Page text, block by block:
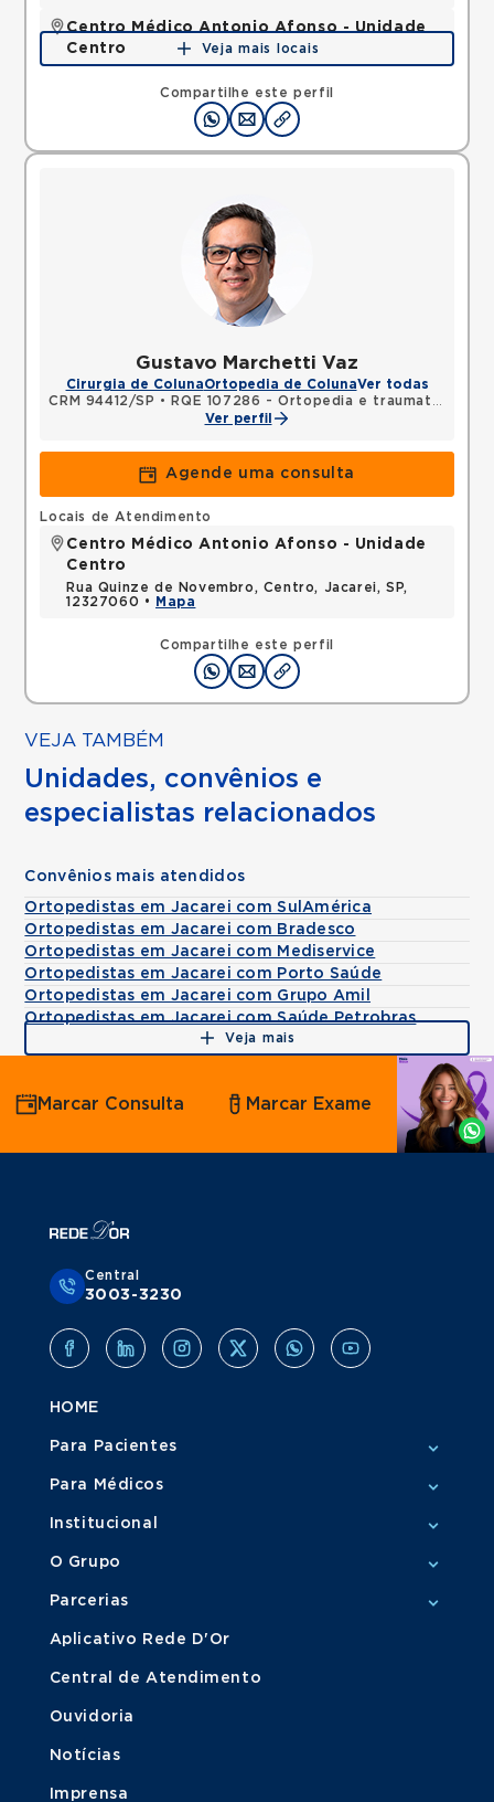
Compartilhe este perfil
Centro Médico Antonio Afonso - Unidade
Centro
Rua Quinze de Novembro, Centro, Jacarei, SP,
Mapa
Veja mais locais
Gustavo Marchetti Vaz
Cirurgia de ColunaOrtopedia de ColunaVer todas
CRM 94412/SP •
RQE 107286 - Ortopedia e traumatologia
Ver perfil
Agende uma consulta
Compartilhe este perfil
Locais de Atendimento
Centro Médico Antonio Afonso - Unidade
Centro
Rua Quinze de Novembro, Centro, Jacarei, SP,
12327060 •
Mapa
VEJA TAMBÉM
Unidades, convênios e
especialistas relacionados
Convênios mais atendidos
Ortopedistas em Jacarei com SulAmérica
Ortopedistas em Jacarei com Bradesco
Ortopedistas em Jacarei com Mediservice
Ortopedistas em Jacarei com Porto Saúde
Ortopedistas em Jacarei com Grupo Amil
Ortopedistas em Jacarei com Saúde Petrobras
Veja mais
Agende
por
Whatsapp
Marcar Consulta Marcar Exame
Central
3003-3230
HOME
Para Pacientes
Para Médicos
Institucional
O Grupo
Parcerias
Aplicativo Rede D'Or
Central de Atendimento
Ouvidoria
Notícias
Imprensa